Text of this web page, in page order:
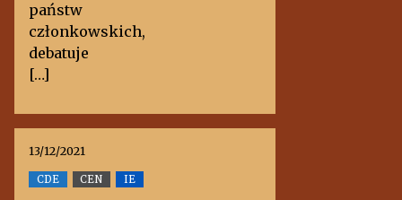
państw
członkowskich,
debatuje
[…]
13/12/2021
CDE CEN IE